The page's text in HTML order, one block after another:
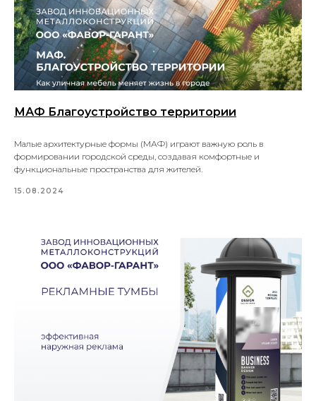
МАФ Благоустройство территории
Малые архитектурные формы (МАФ) играют важную роль в
формировании городской среды, создавая комфортные и
функциональные пространства для жителей.
15.08.2024